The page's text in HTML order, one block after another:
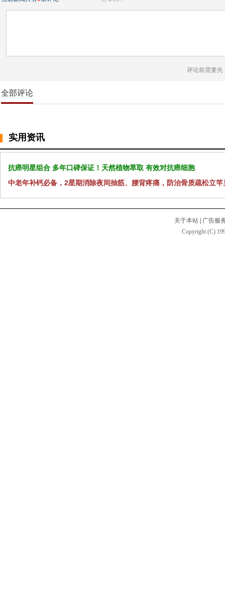
评论前需要先
全部评论
实用资讯
抗癌明星组合 多年口碑保证！天然植物萃取 有效对抗癌细胞
中老年补钙必备，2星期消除夜间抽筋、腰背疼痛，防治骨质疏松立竿
关于本站
广告服
Copyright (C)